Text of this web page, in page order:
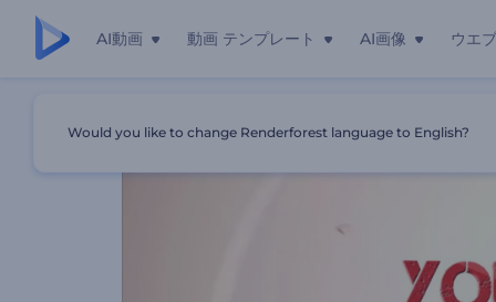
AI動画 動画 テンプレート AI画像 ウエ
Would you like to change Renderforest language to English?